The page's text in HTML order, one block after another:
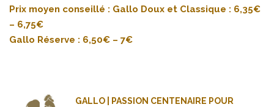
Prix moyen conseillé : Gallo Doux et Classique : 6,35€
– 6,75€
Gallo Réserve : 6,50€ – 7€
GALLO | PASSION CENTENAIRE POUR